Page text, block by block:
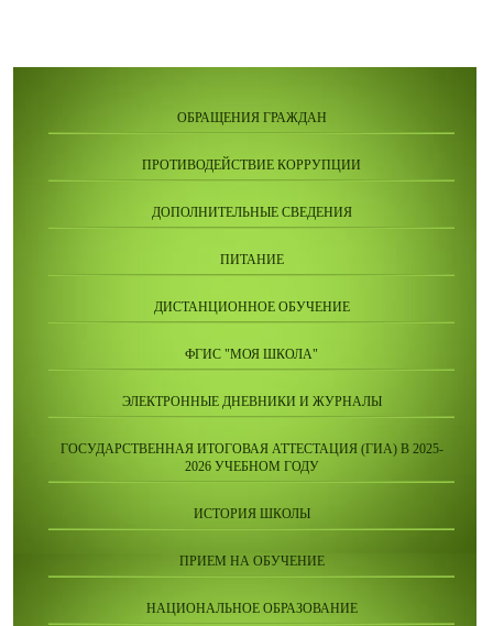
ОБРАЩЕНИЯ ГРАЖДАН
ПРОТИВОДЕЙСТВИЕ КОРРУПЦИИ
ДОПОЛНИТЕЛЬНЫЕ СВЕДЕНИЯ
ПИТАНИЕ
ДИСТАНЦИОННОЕ ОБУЧЕНИЕ
ФГИС "МОЯ ШКОЛА"
ЭЛЕКТРОННЫЕ ДНЕВНИКИ И ЖУРНАЛЫ
ГОСУДАРСТВЕННАЯ ИТОГОВАЯ АТТЕСТАЦИЯ (ГИА) В 2025-
2026 УЧЕБНОМ ГОДУ
ИСТОРИЯ ШКОЛЫ
ПРИЕМ НА ОБУЧЕНИЕ
НАЦИОНАЛЬНОЕ ОБРАЗОВАНИЕ